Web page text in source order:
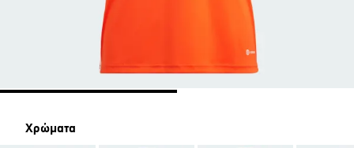
Χρώματα